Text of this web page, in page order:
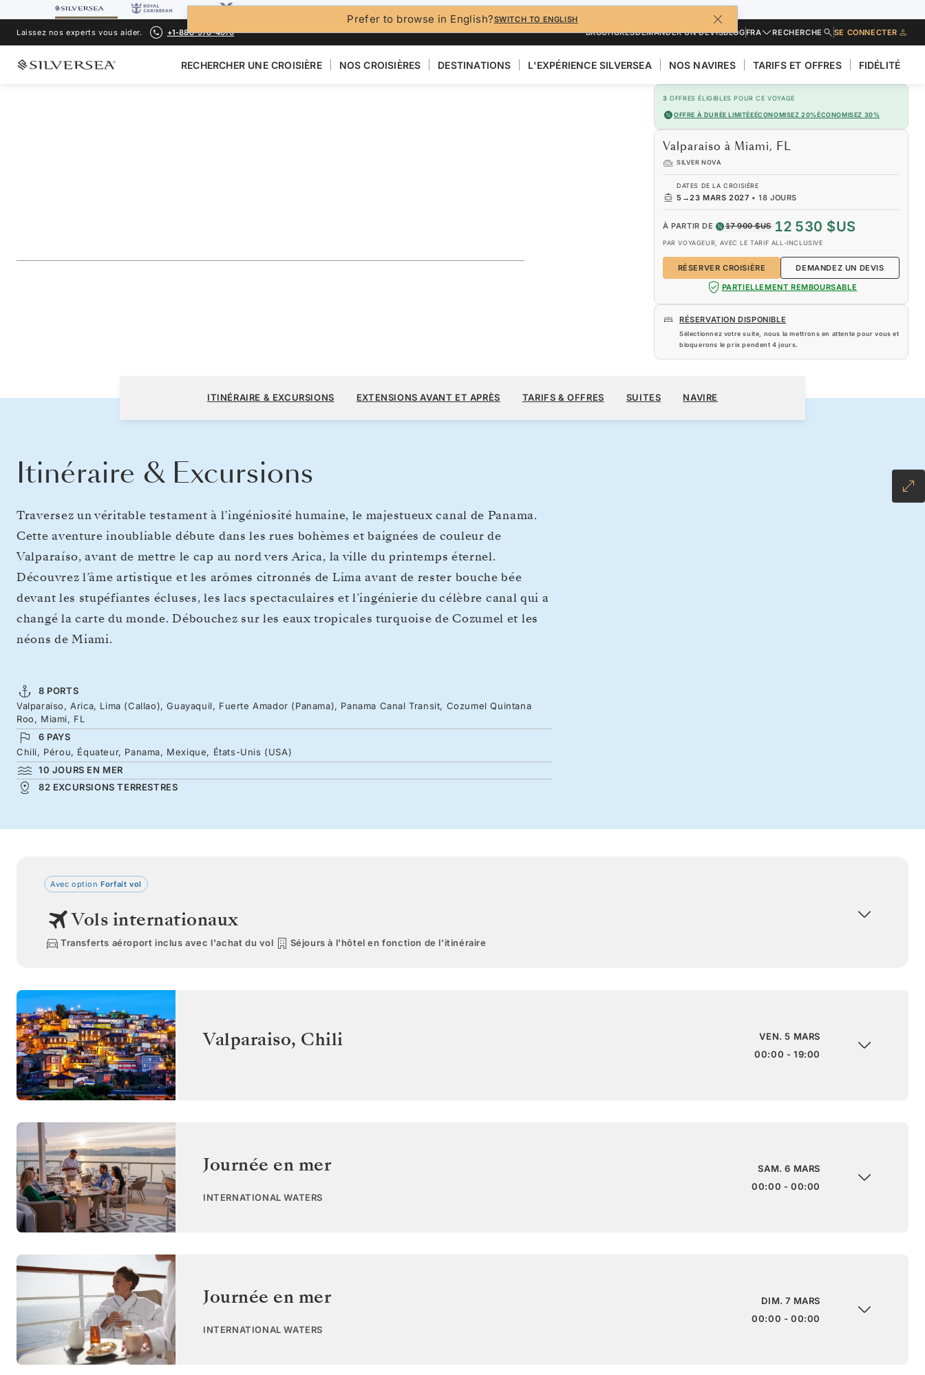
Prefer to browse in English?SWITCH TO ENGLISH
Laissez nos experts vous aider.
+1-888-978-4070 BROCHURESDEMANDER UN DEVISBLOGFRA RECHERCHE SE CONNECTER
RECHERCHER UNE CROISIÈRE NOS CROISIÈRES DESTINATIONS L'EXPÉRIENCE SILVERSEA NOS NAVIRES TARIFS ET OFFRES FIDÉLITÉ
3 OFFRES ÉLIGIBLES POUR CE VOYAGE
OFFRE À DURÉE LIMITÉEÉCONOMISEZ 20%ÉCONOMISEZ 30%
Valparaiso à Miami, FL
SILVER NOVA
DATES DE LA CROISIÈRE
5 →23 MARS 2027 •18 JOURS
À PARTIR DE 17 900 $US 12 530 $US
PAR VOYAGEUR, AVEC LE TARIF ALL-INCLUSIVE
RÉSERVER CROISIÈRE
DEMANDEZ UN DEVIS
PARTIELLEMENT REMBOURSABLE
RÉSERVATION DISPONIBLE
Sélectionnez votre suite, nous la mettrons en attente pour vous et
bloquerons le prix pendent4 jours.
Valparaiso à Miami, FL
18 JOURS
PAR VOYAGEUR, AVEC LE TARIF ALL-INCLUSIVE
RÉSERVER CROISIÈRE
ITINÉRAIRE & EXCURSIONS EXTENSIONS AVANT ET APRÈS TARIFS & OFFRES SUITES NAVIRE
Itinéraire & Excursions
Traversez un véritable testament à l’ingéniosité humaine, le majestueux canal de Panama.
Cette aventure inoubliable débute dans les rues bohèmes et baignées de couleur de
Valparaíso, avant de mettre le cap au nord vers Arica, la ville du printemps éternel.
Découvrez l’âme artistique et les arômes citronnés de Lima avant de rester bouche bée
devant les stupéfiantes écluses, les lacs spectaculaires et l’ingénierie du célèbre canal qui a
changé la carte du monde. Débouchez sur les eaux tropicales turquoise de Cozumel et les
néons de Miami.
8 PORTS
Valparaiso, Arica, Lima (Callao), Guayaquil, Fuerte Amador (Panama), Panama Canal Transit, Cozumel Quintana
Roo, Miami, FL
6 PAYS
Chili, Pérou, Équateur, Panama, Mexique, États-Unis (USA)
10 JOURS EN MER
82 EXCURSIONS TERRESTRES
Avec option Forfait vol
Vols internationaux
Transferts aéroport inclus avec l'achat du vol Séjours à l'hôtel en fonction de l'itinéraire
Valparaiso, Chili
VEN. 5 MARS
00:00 - 19:00
Journée en mer
INTERNATIONAL WATERS
SAM. 6 MARS
00:00 - 00:00
Journée en mer
INTERNATIONAL WATERS
DIM. 7 MARS
00:00 - 00:00